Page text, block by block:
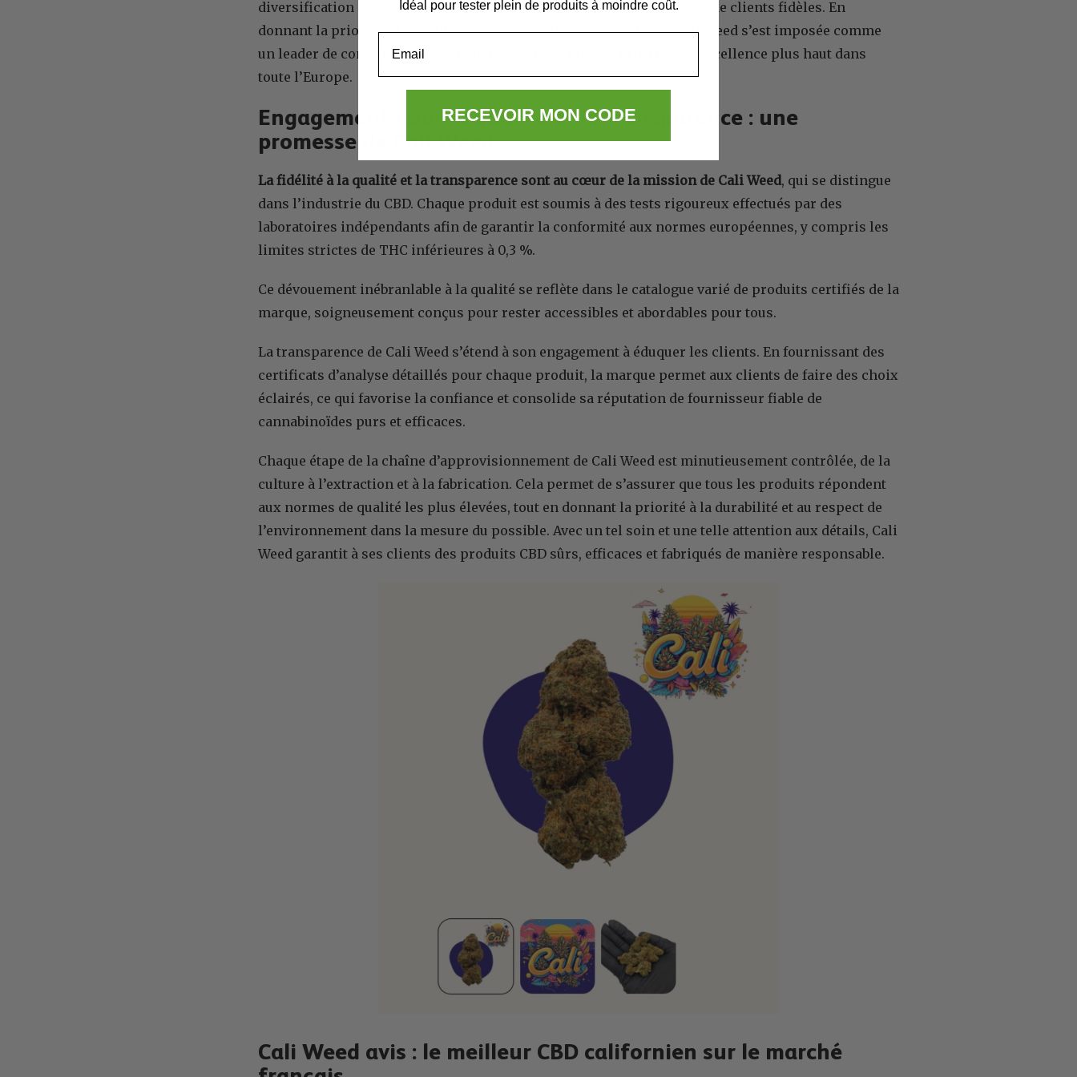
diversification de sa gamme de produits et l’établissement d’une base de clients fidèles. En
donnant la priorité à la qualité et à la satisfaction de ses clients, Cali Weed s’est imposée comme
un leader de confiance dans l’industrie du CBD, plaçant la barre de l’excellence plus haut dans
toute l’Europe.
Engagement pour la qualité et la transparence : une
promesse de Cali Weed
La fidélité à la qualité et la transparence sont au cœur de la mission de Cali Weed, qui se distingue
dans l’industrie du CBD. Chaque produit est soumis à des tests rigoureux effectués par des
laboratoires indépendants afin de garantir la conformité aux normes européennes, y compris les
limites strictes de THC inférieures à 0,3 %.
Ce dévouement inébranlable à la qualité se reflète dans le catalogue varié de produits certifiés de la
marque, soigneusement conçus pour rester accessibles et abordables pour tous.
La transparence de Cali Weed s’étend à son engagement à éduquer les clients. En fournissant des
certificats d’analyse détaillés pour chaque produit, la marque permet aux clients de faire des choix
éclairés, ce qui favorise la confiance et consolide sa réputation de fournisseur fiable de
cannabinoïdes purs et efficaces.
Chaque étape de la chaîne d’approvisionnement de Cali Weed est minutieusement contrôlée, de la
culture à l’extraction et à la fabrication. Cela permet de s’assurer que tous les produits répondent
aux normes de qualité les plus élevées, tout en donnant la priorité à la durabilité et au respect de
l’environnement dans la mesure du possible. Avec un tel soin et une telle attention aux détails, Cali
Weed garantit à ses clients des produits CBD sûrs, efficaces et fabriqués de manière responsable.
Cali Weed avis : le meilleur CBD californien sur le marché
Idéal pour tester plein de produits à moindre coût.
RECEVOIR MON CODE